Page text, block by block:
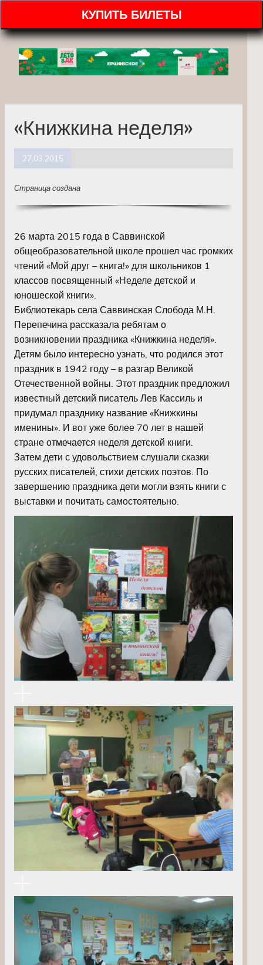
КУПИТЬ БИЛЕТЫ
«Книжкина неделя»
27.03.2015
Страница создана
26 марта 2015 года в Саввинской
общеобразовательной школе прошел час громких
чтений «Мой друг – книга!» для школьников 1
классов посвященный «Неделе детской и
юношеской книги».
Библиотекарь села Саввинская Слобода М.Н.
Перепечина рассказала ребятам о
возникновении праздника «Книжкина неделя».
Детям было интересно узнать, что родился этот
праздник в 1942 году – в разгар Великой
Отечественной войны. Этот праздник предложил
известный детский писатель Лев Кассиль и
придумал празднику название «Книжкины
именины». И вот уже более 70 лет в нашей
стране отмечается неделя детской книги.
Затем дети с удовольствием слушали сказки
русских писателей, стихи детских поэтов. По
завершению праздника дети могли взять книги с
выставки и почитать самостоятельно.